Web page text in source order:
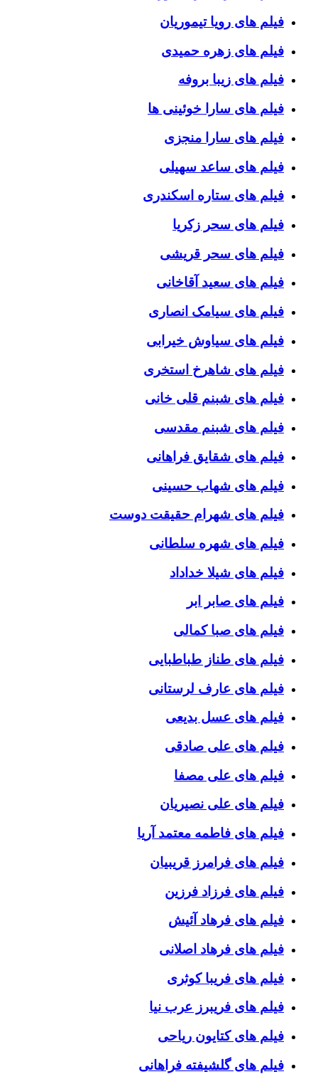
فیلم های رویا تیموریان
فیلم های زهره حمیدی
فیلم های زیبا بروفه
فیلم های سارا خوئینی ها
فیلم های سارا منجزی
فیلم های ساعد سهیلی
فیلم های ستاره اسکندری
فیلم های سحر زکریا
فیلم های سحر قریشی
فیلم های سعید آقاخانی
فیلم های سیامک انصاری
فیلم های سیاوش خیرابی
فیلم های شاهرخ استخری
فیلم های شبنم قلی خانی
فیلم های شبنم مقدسی
فیلم های شقایق فراهانی
فیلم های شهاب حسینی
فیلم های شهرام حقیقت دوست
فیلم های شهره سلطانی
فیلم های شیلا خداداد
فیلم های صابر ابر
فیلم های صبا کمالی
فیلم های طناز طباطبایی
فیلم های عارف لرستانی
فیلم های عسل بدیعی
فیلم های علی صادقی
فیلم های علی مصفا
فیلم های علی نصیریان
فیلم های فاطمه معتمد آریا
فیلم های فرامرز قریبیان
فیلم های فرزاد فرزین
فیلم های فرهاد آئیش
فیلم های فرهاد اصلانی
فیلم های فریبا کوثری
فیلم های فریبرز عرب نیا
فیلم های کتایون ریاحی
فیلم های گلشیفته فراهانی